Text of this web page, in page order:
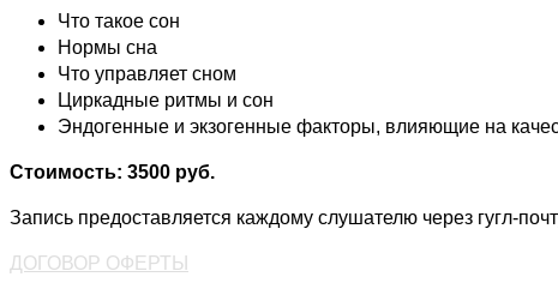
Что такое сон
Нормы сна
Что управляет сном
Циркадные ритмы и сон
Эндогенные и экзогенные факторы, влияющие на
Стоимость: 3500 руб.
Запись предоставляется каждому слушателю через гугл-
ДОГОВОР ОФЕРТЫ